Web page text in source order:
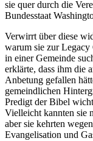
sie quer durch die
Bundesstaat
Verwirrt über diese
warum sie zur Legacy
in einer Gemeinde
erklärte, dass ihm die
Anbetung gefallen
gemeindlichen
Predigt der Bibel
Vielleicht kannten sie
aber sie kehrten
Evangelisation und